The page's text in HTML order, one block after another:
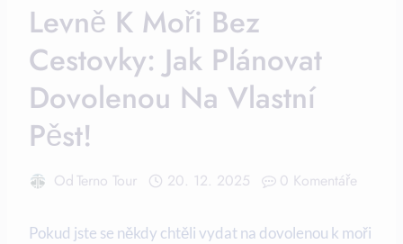
Levně K Moři Bez
Cestovky: Jak Plánovat
Dovolenou Na Vlastní
Pěst!
OdTerno Tour 20. 12. 2025 0 Komentáře
Pokud jste se někdy ‍chtěli vydat ​na‌ dovolenou k moři